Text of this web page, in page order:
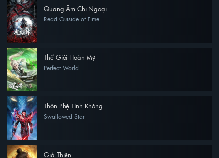
Quang Âm Chi Ngoại
Read Outside of Time
Thế Giới Hoàn Mỹ
Perfect World
Thôn Phệ Tinh Không
Swallowed Star
Già Thiên